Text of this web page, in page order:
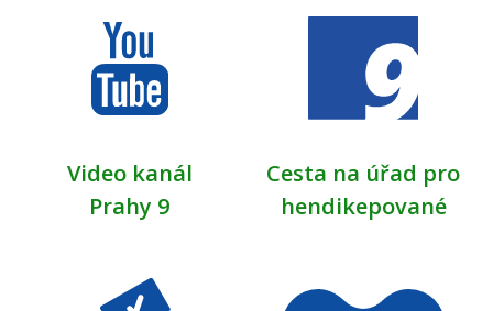
Video kanál
Prahy 9
Cesta na úřad pro
hendikepované